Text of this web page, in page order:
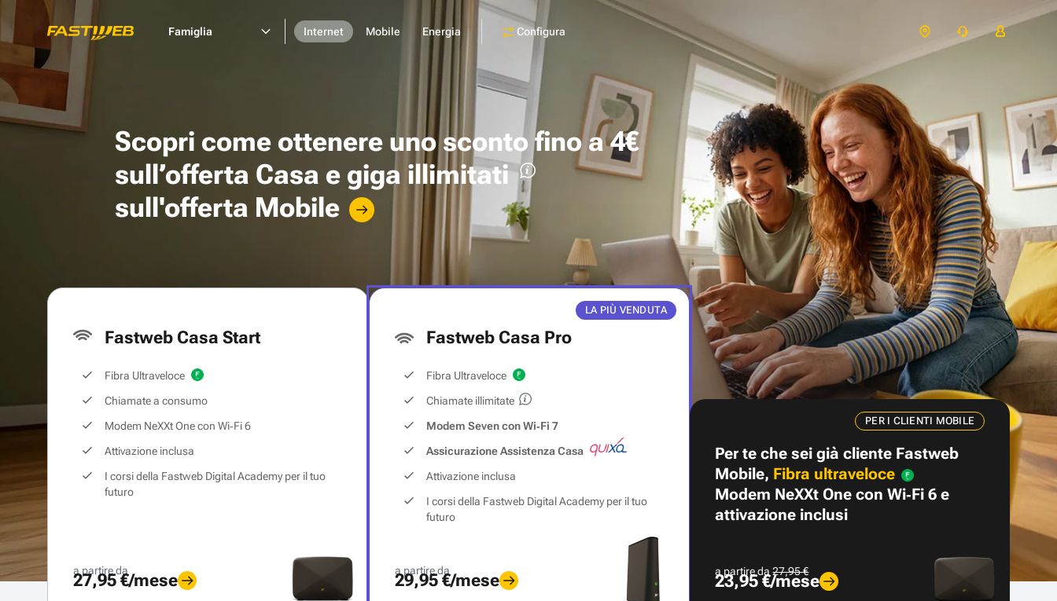
Famiglia Internet Mobile Energia Configura
Scopri come ottenere unosconto fino a 4€
sull’offerta Casa e giga illimitati
sull'offerta Mobile
Fastweb Casa Start
Fibra Ultraveloce
Chiamate a consumo
Modem NeXXt One con Wi‑Fi 6
Attivazione inclusa
I corsi della Fastweb Digital Academy per il tuo
futuro
a partire da
27,95 €/mese
LA PIÙ VENDUTA
Fastweb Casa Pro
Fibra Ultraveloce
Chiamate illimitate
Modem Seven con Wi‑Fi 7
Assicurazione Assistenza Casa
Attivazione inclusa
I corsi della Fastweb Digital Academy per il tuo
futuro
a partire da
29,95 €/mese
PER I CLIENTI MOBILE
Per te che sei già cliente Fastweb
Mobile, Fibra ultraveloce
Modem NeXXt One con Wi‑Fi 6 e
attivazione inclusi
a partire da27,95 €
23,95 €/mese